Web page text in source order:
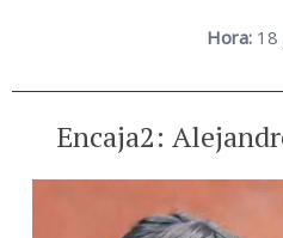
Hora: 18
Encaja2: